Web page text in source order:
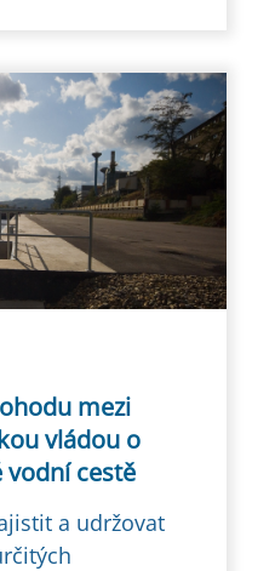
mezi
vládou o
vodní cestě
a udržovat